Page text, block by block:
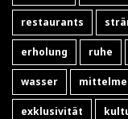
restaurants
erholung ruhe
wasser
exklusivität